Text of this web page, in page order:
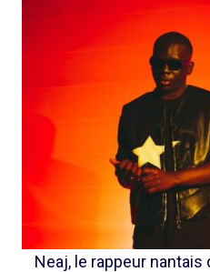
Neaj, le rappeur